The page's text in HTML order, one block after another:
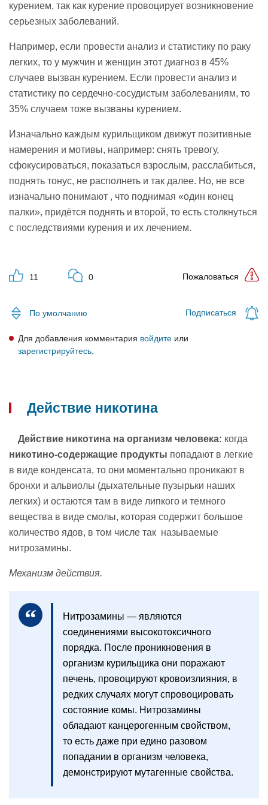
курением, так как курение провоцирует возникновение
серьезных заболеваний.
Например, если провести анализ и статистику по раку
легких, то у мужчин и женщин этот диагноз в 45%
случаев вызван курением. Если провести анализ и
статистику по сердечно-сосудистым заболеваниям, то
35% случаем тоже вызваны курением.
Изначально каждым курильщиком движут позитивные
намерения и мотивы, например: снять тревогу,
сфокусироваться, показаться взрослым, расслабиться,
поднять тонус, не располнеть и так далее. Но, не все
изначально понимают , что поднимая «один конец
палки», придётся поднять и второй, то есть столкнуться
с последствиями курения и их лечением.
11 0 Пожаловаться
По умолчанию Подписаться
Для добавления комментария войдите или
зарегистрируйтесь.
Действие никотина
Действие никотина на организм человека: когда
никотино-содержащие продукты попадают в легкие
в виде конденсата, то они моментально проникают в
бронхи и альвиолы (дыхательные пузырьки наших
легких) и остаются там в виде липкого и темного
вещества в виде смолы, которая содержит большое
количество ядов, в том числе так называемые
нитрозамины.
Механизм действия.
Нитрозамины — являются
соединениями высокотоксичного
порядка. После проникновения в
организм курильщика они поражают
печень, провоцируют кровоизлияния, в
редких случаях могут спровоцировать
состояние комы. Нитрозамины
обладают канцерогенным свойством,
то есть даже при едино разовом
попадании в организм человека,
демонстрируют мутагенные свойства.